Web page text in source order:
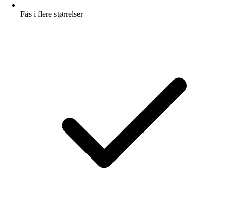
Fås i flere størrelser